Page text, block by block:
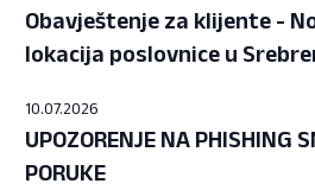
Obavještenje za klijente -
lokacija poslovnice u
10.07.2026
UPOZORENJE NA PHISHING
PORUKE